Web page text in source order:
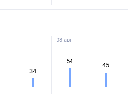
34
08 авг
54
45